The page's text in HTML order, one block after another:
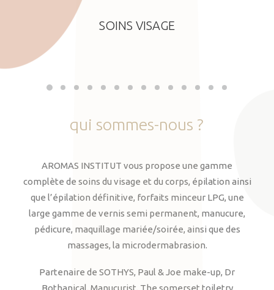
SOINS VISAGE
qui sommes-nous ?
AROMAS INSTITUT vous propose une gamme
complète de soins du visage et du corps, épilation ainsi
que l’épilation définitive, forfaits minceur LPG, une
large gamme de vernis semi permanent, manucure,
pédicure, maquillage mariée/soirée, ainsi que des
massages, la microdermabrasion.
Partenaire de SOTHYS, Paul & Joe make-up, Dr
Bothanical, Manucurist, The somerset toiletry